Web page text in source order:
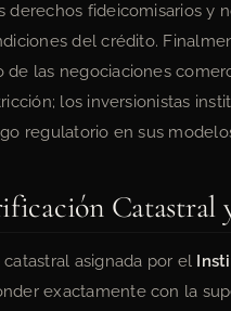
derechos fideicomisarios y
del crédito.
de las negociaciones
los inversionistas
regulatorio en sus
Catastral
catastral asignada por el
exactamente con la